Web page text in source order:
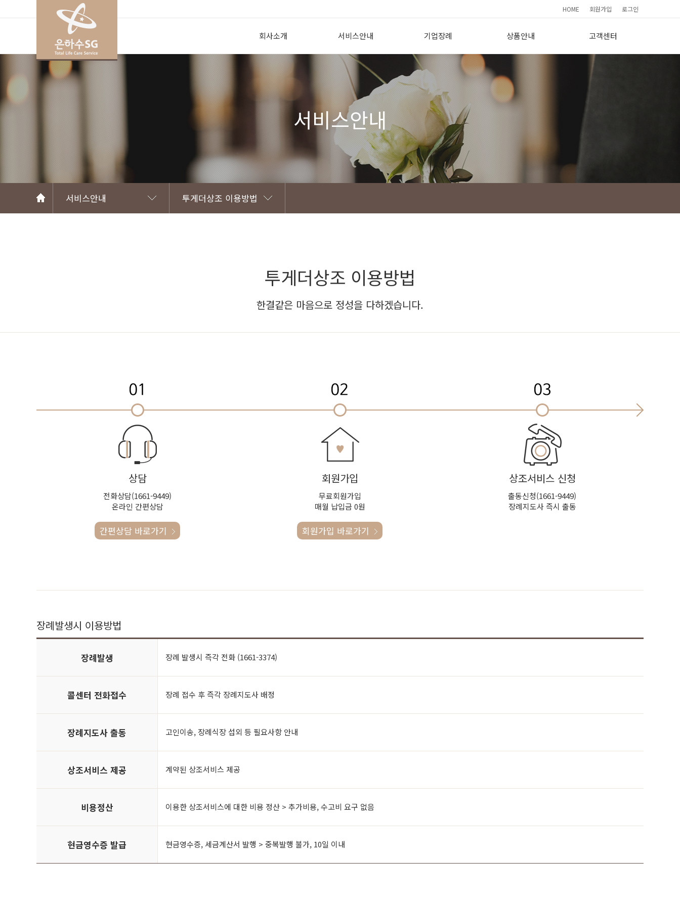
로그인
회원가입
HOME
회사소개
회사CI
서비스안내
상조의 필요성
투게더상조서비스란?
투게더상조 이용방법
선/후불식상품 비교
꽃장식황제궁중대렴
기업장례
기업장례 개요
지원내용
제휴 고객사
상품안내
프리미엄(265)
고객센터
간편상담
서비스안내
서비스안내 투게더상조 이용방법
투게더상조 이용방법
한결같은 마음으로 정성을 다하겠습니다.
상담
전화상담(1661-9449)
온라인 간편상담
간편상담 바로가기
회원가입
무료회원가입
매월 납입금 0원
회원가입 바로가기
상조서비스 신청
출동신청(1661-9449)
장례지도사 즉시 출동
장례발생시 이용방법
장례발생 장례 발생시 즉각 전화 (1661-3374)
콜센터 전화접수 장례 접수 후 즉각 장례지도사 배정
장례지도사 출동 고인이송, 장례식장 섭외 등 필요사항 안내
상조서비스 제공 계약된 상조서비스 제공
비용정산 이용한 상조서비스에 대한 비용 정산 > 추가비용, 수고비 요구 없음
현금영수증 발급 현금영수증, 세금계산서 발행 > 중복발행 불가, 10일 이내